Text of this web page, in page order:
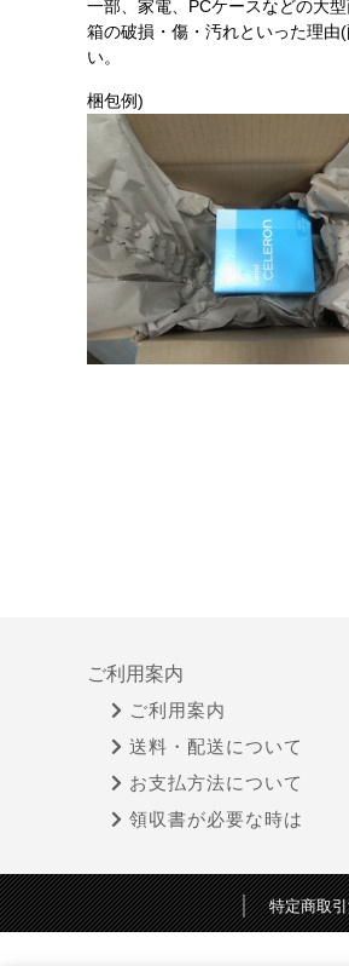
一部、家電、PCケースなどの大
箱の破損・傷・汚れといった理
い。
梱包例)
ご利用案内
ご利用案内
送料・配送について
お支払方法について
領収書が必要な時は
特定商取